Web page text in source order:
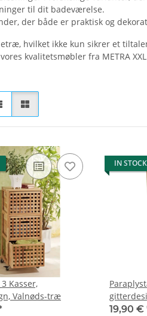
til dit badeværelse.
der både er praktisk og
hvilket ikke kun sikrer et
kvalitetsmøbler fra METRA
Kasser,
Valnøds-træ
IN STOCK
19,90 €